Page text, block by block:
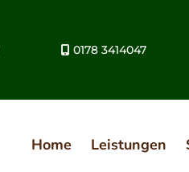
 0178 3414047
Home Leistungen